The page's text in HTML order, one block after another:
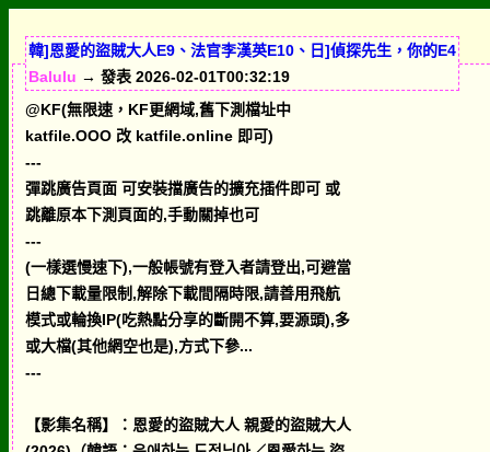
韓]恩愛的盜賊大人E9、法官李漢英E10、日]偵探先生，你的E4
Balulu → 發表 2026-02-01T00:32:19
@KF(無限速，KF更網域,舊下測檔址中
katfile.OOO 改 katfile.online 即可)
---
彈跳廣告頁面 可安裝擋廣告的擴充插件即可 或
跳離原本下測頁面的,手動關掉也可
---
(一樣選慢速下),一般帳號有登入者請登出,可避當
日總下載量限制,解除下載間隔時限,請善用飛航
模式或輪換IP(吃熱點分享的斷開不算,要源頭),多
或大檔(其他網空也是),方式下參...
---
【影集名稱】：恩愛的盜賊大人 親愛的盜賊大人